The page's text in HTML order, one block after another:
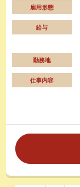
雇用形態
給与
勤務地
仕事内容